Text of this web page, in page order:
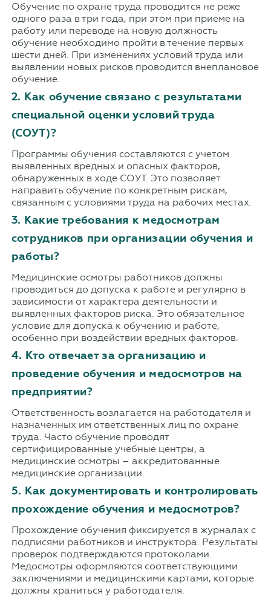
Обучение по охране труда проводится не реже
одного раза в три года, при этом при приеме на
работу или переводе на новую должность
обучение необходимо пройти в течение первых
шести дней. При изменениях условий труда или
выявлении новых рисков проводится внеплановое
обучение.
2. Как обучение связано с результатами
специальной оценки условий труда
(СОУТ)?
Программы обучения составляются с учетом
выявленных вредных и опасных факторов,
обнаруженных в ходе СОУТ. Это позволяет
направить обучение по конкретным рискам,
связанным с условиями труда на рабочих местах.
3. Какие требования к медосмотрам
сотрудников при организации обучения и
работы?
Медицинские осмотры работников должны
проводиться до допуска к работе и регулярно в
зависимости от характера деятельности и
выявленных факторов риска. Это обязательное
условие для допуска к обучению и работе,
особенно при воздействии вредных факторов.
4. Кто отвечает за организацию и
проведение обучения и медосмотров на
предприятии?
Ответственность возлагается на работодателя и
назначенных им ответственных лиц по охране
труда. Часто обучение проводят
сертифицированные учебные центры, а
медицинские осмотры – аккредитованные
медицинские организации.
5. Как документировать и контролировать
прохождение обучения и медосмотров?
Прохождение обучения фиксируется в журналах с
подписями работников и инструктора. Результаты
проверок подтверждаются протоколами.
Медосмотры оформляются соответствующими
заключениями и медицинскими картами, которые
должны храниться у работодателя.